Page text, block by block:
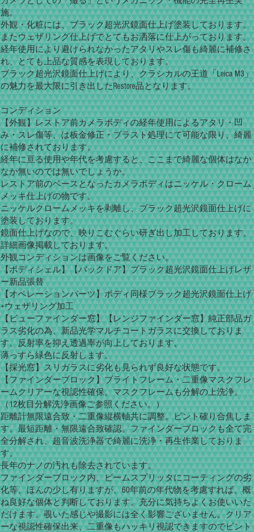
施。
外観・化粧には、ブラック超光沢鏡面仕上げ塗装しております。
またウェザリング仕上げでとてもお洒落に仕上がっております。
経年使用により避けられなかったアタリやスレ傷も綺麗に補修さ
れ、とても上品な質感を表現しております。
ブラック超光沢鏡面仕上げにより、クラシカルの王道「Leica M3」
の魅力を最大限に引き出したRestore品となります。
コンディション
【外観】レストア前カメラボディの経年使用によるアタリ・凹
み・スレ傷等、は板金修正・ブラスト処理にて可能な限り、綺麗
に補修されております。
経年に亘る使用や年代を考慮すると、ここまで綺麗な個体はなか
なか無いのでは無いでしょうか。
レストア前のベースとなったカメラボディはニッケル・クローム
メッキ仕上げの物です。
ニッケルクロームメッキを剥離し、ブラック超光沢鏡面仕上げに
塗装しております。
鏡面仕上げなので、映りこむぐらい研ぎ出し加工しております。
詳細画像掲載しております。
外観コンディションは画像をご覧ください。
【ボディシェル】【バックドア】ブラック超光沢鏡面仕上げレザ
ー新品張替
【オペレーションパーツ】ボディ同様ブラック超光沢鏡面仕上げ
+ウェザリング加工
【ビューファインダー窓】【レンジファインダー窓】純正部品ガ
ラス劣化の為、新品光学マルチコートガラスに交換しておりま
す。反射率を抑え透過率が向上しております。
薄っすら緑色に反射します。
【採光窓】スリガラスに劣化も見られず良好な状態です。
【ファインダーブロック】ブライトフレーム・二重像マスクフレ
ームクリアーな視認性確保。マスクフレームも分解の上洗浄。
（12枚目分解洗浄画像ご参照ください。）
距離計無限遠合致・二重像縦横軸共に調整。ピント確り合焦しま
す。最短距離・無限遠合致確認。ファインダーブロックも全て完
全分解され、超音波洗浄器で綺麗に洗浄・再生作業しておりま
す。
長年のナノの汚れも除去されています。
ファインダーブロック内、ビームスプリッタにコーティングの劣
化等、ほんの少し有りますが、60年前の年代物を考慮すれば、概
ね良好な個体と判断しております。充分に気持ちよくお使いいた
だけます。覗いた感じや撮影には全く影響ございません。クリア
ーな視認性確保出来、二重像もハッキリ視認できますのでピント